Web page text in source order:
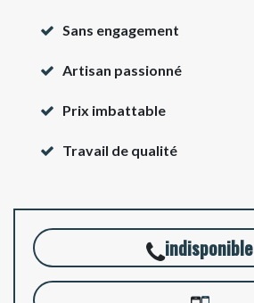
Sans engagement
Artisan passionné
Prix imbattable
Travail de qualité
indisponible